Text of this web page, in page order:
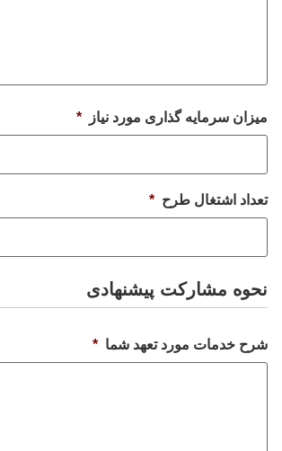
میزان سرمایه گذاری مورد نیاز *
تعداد اشتغال طرح *
نحوه مشارکت پیشنهادی
شرح خدمات مورد تعهد شما *